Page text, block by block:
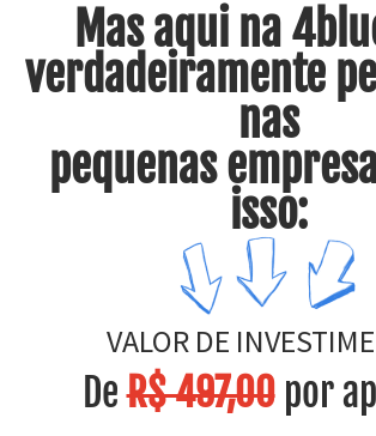
Mas aqui na
verdadeiramente
nas
pequenas
isso:
VALOR DE
DeR$ 497,00 por